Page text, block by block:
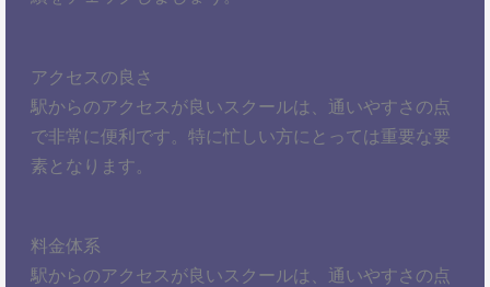
アクセスの良さ
駅からのアクセスが良いスクールは、通いやすさの点
で非常に便利です。特に忙しい方にとっては重要な要
素となります。
料金体系
駅からのアクセスが良いスクールは、通いやすさの点